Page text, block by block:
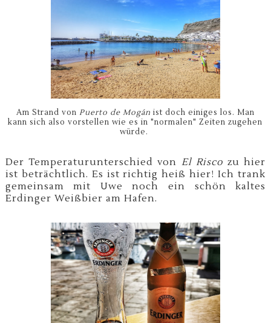
Am Strand von Puerto de Mogán ist doch einiges los. Man
kann sich also vorstellen wie es in "normalen" Zeiten zugehen
würde.
Der Temperaturunterschied von El Risco zu hier
ist beträchtlich. Es ist richtig heiß hier! Ich trank
gemeinsammit Uwe noch ein schön kaltes
Erdinger Weißbier am Hafen.